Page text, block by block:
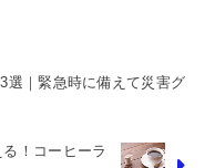
選｜緊急時に備えて災害グ
！コーヒーラ